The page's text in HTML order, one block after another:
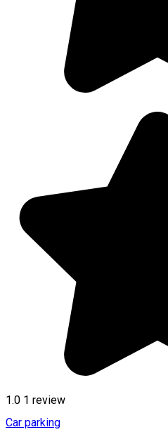
1.0 1 review
Car parking